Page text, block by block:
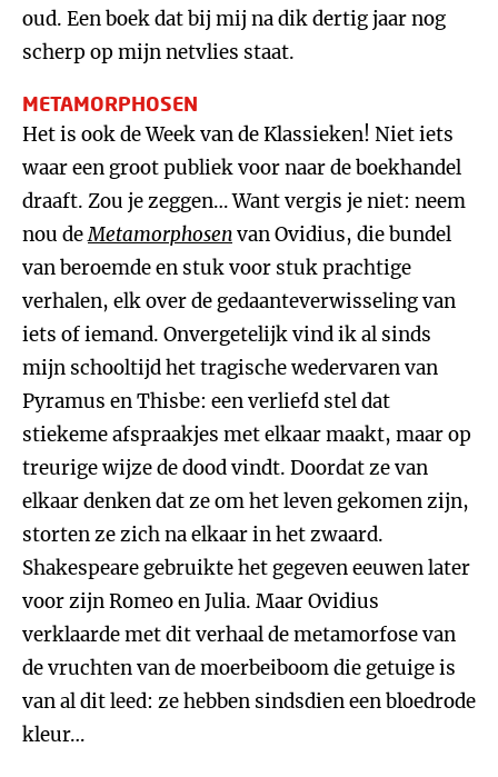
oud. Een boek dat bij mij na dik dertig jaar nog
scherp op mijn netvlies staat.
METAMORPHOSEN
Het is ook de Week van de Klassieken! Niet iets
waar een groot publiek voor naar de boekhandel
draaft. Zou je zeggen… Want vergis je niet: neem
nou deMetamorphosenvan Ovidius, die bundel
van beroemde en stuk voor stuk prachtige
verhalen, elk over de gedaanteverwisseling van
iets of iemand. Onvergetelijk vind ik al sinds
mijn schooltijd het tragische wedervaren van
Pyramus en Thisbe: een verliefd stel dat
stiekeme afspraakjes met elkaar maakt, maar op
treurige wijze de dood vindt. Doordat ze van
elkaar denken dat ze om het leven gekomen zijn,
storten ze zich na elkaar in het zwaard.
Shakespeare gebruikte het gegeven eeuwen later
voor zijn Romeo en Julia. Maar Ovidius
verklaarde met dit verhaal de metamorfose van
de vruchten van de moerbeiboom die getuige is
van al dit leed: ze hebben sindsdien een bloedrode
kleur…